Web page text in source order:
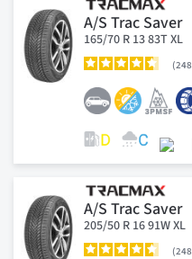
A/S Trac Saver
165/70 R 13 83T XL
248
A/S Trac Saver
205/50 R 16 91W XL
248